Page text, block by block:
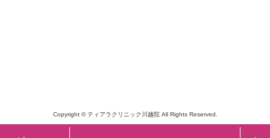
Copyright © ティアラクリニック川越院 All Rights Reserved.